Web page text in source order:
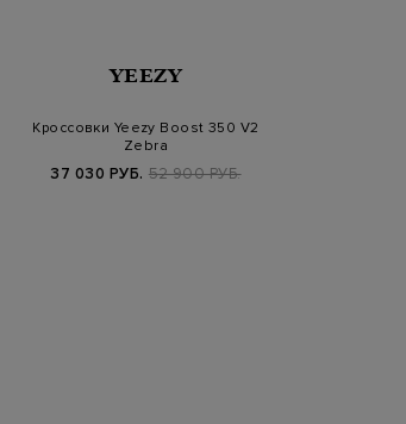
YEEZY
Кроссовки Yeezy Boost 350 V2
Zebra
37 030 РУБ. 52 900 РУБ.